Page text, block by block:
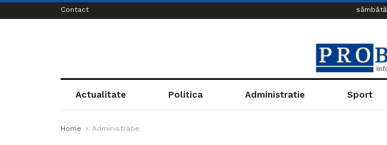
Contact
Actualitate Politica Administratie Sport
Home Administratie